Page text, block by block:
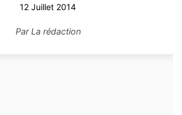
12 Juillet 2014
ParLa rédaction